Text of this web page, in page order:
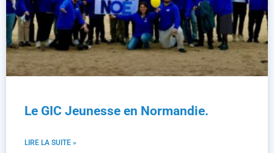
Le GIC Jeunesse en Normandie.
LIRE LA SUITE »